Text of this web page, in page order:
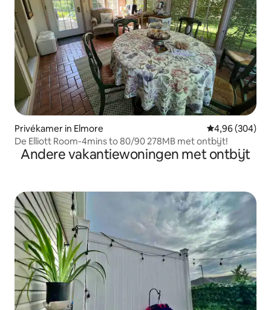
Privékamer in Elmore Gemiddelde
4,96 (304)
De Elliott Room-4mins to 80/90 278MB met ontbijt!
Andere vakantiewoningen met ontbijt